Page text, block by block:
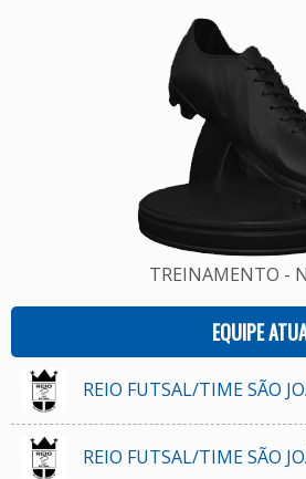
TREINAMENTO -
EQUIPE
REIO FUTSAL/TIME SÃO
REIO FUTSAL/TIME SÃO